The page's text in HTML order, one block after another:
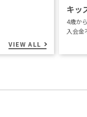
VIEW ALL
キッ
4歳か
入会金